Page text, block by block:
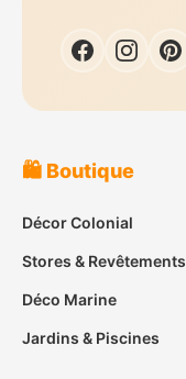
🛍️ Boutique
Décor Colonial
Stores & Revêtements
Déco Marine
Jardins & Piscines